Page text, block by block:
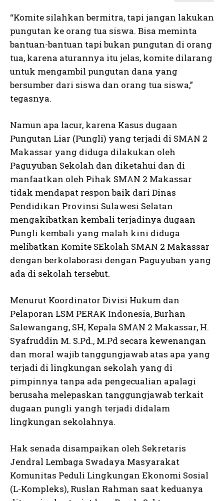
“Komite silahkan bermitra, tapi jangan lakukan
pungutan ke orang tua siswa. Bisa meminta
bantuan-bantuan tapi bukan pungutan di orang
tua, karena aturannya itu jelas, komite dilarang
untuk mengambil pungutan dana yang
bersumber dari siswa dan orang tua siswa,”
tegasnya.
Namun apa lacur, karena Kasus dugaan
Pungutan Liar (Pungli) yang terjadi di SMAN 2
Makassar yang diduga dilakukan oleh
Paguyuban Sekolah dan diketahui dan di
manfaatkan oleh Pihak SMAN 2 Makassar
tidak mendapat respon baik dari Dinas
Pendidikan Provinsi Sulawesi Selatan
mengakibatkan kembali terjadinya dugaan
Pungli kembali yang malah kini diduga
melibatkan Komite SEkolah SMAN 2 Makassar
dengan berkolaborasi dengan Paguyuban yang
ada di sekolah tersebut.
Menurut Koordinator Divisi Hukum dan
Pelaporan LSM PERAK Indonesia, Burhan
Salewangang, SH, Kepala SMAN 2 Makassar, H.
Syafruddin M. S.Pd., M.Pd secara kewenangan
dan moral wajib tanggungjawab atas apa yang
terjadi di lingkungan sekolah yang di
pimpinnya tanpa ada pengecualian apalagi
berusaha melepaskan tanggungjawab terkait
dugaan pungli yangh terjadi didalam
lingkungan sekolahnya.
Hak senada disampaikan oleh Sekretaris
Jendral Lembaga Swadaya Masyarakat
Komunitas Peduli Lingkungan Ekonomi Sosial
(L-Kompleks), Ruslan Rahman saat keduanya